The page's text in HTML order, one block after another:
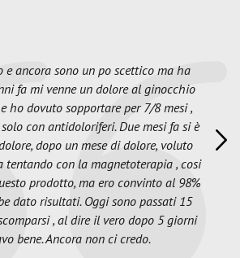
e ancora sono un po scettico ma ha
fa mi venne un dolore al ginocchio
ho dovuto sopportare per 7/8 mesi ,
con antidoloriferi. Due mesi fa si è
dopo un mese di dolore, voluto
tentando con la magnetoterapia , cosi
prodotto, ma ero convinto al 98%
dato risultati. Oggi sono passati 15
, al dire il vero dopo 5 giorni
bene. Ancora non ci credo.